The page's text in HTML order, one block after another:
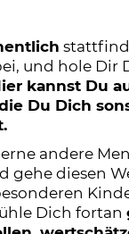
und hole Dir
kannst Du
Du Dich
andere
Weg der Kinder-
fühle Dich fortan